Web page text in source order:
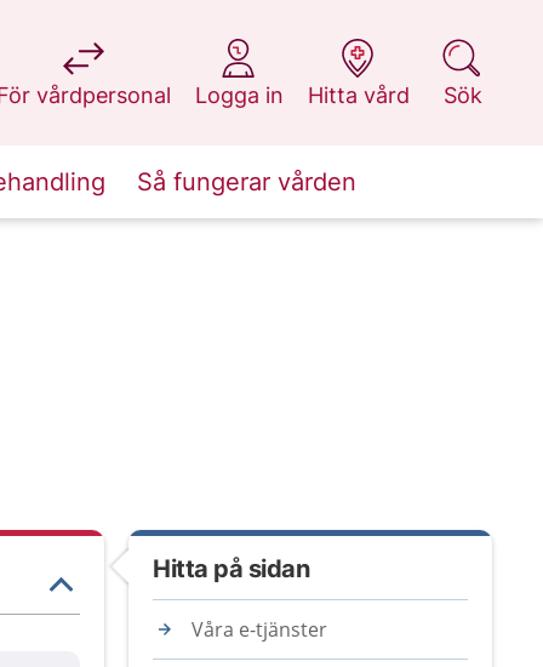
vårdpersonal
på 1177.se
Logga in
på 1177.se
Hitta vård
på 1177.se
Sök
på 1177.se
Så fungerar vården
Hitta på sidan
Våra e-tjänster